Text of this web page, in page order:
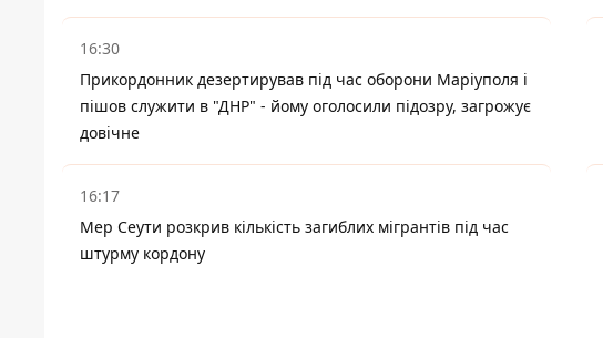
16:30
Прикордонник дезертирував під час оборони Маріуполя і
пішов служити в "ДНР" - йому оголосили підозру, загрожує
довічне
16:17
Мер Сеути розкрив кількість загиблих мігрантів під час
штурму кордону